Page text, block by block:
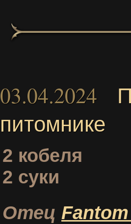
03.04.2024
питомнике
2 кобеля
2 суки
Отец